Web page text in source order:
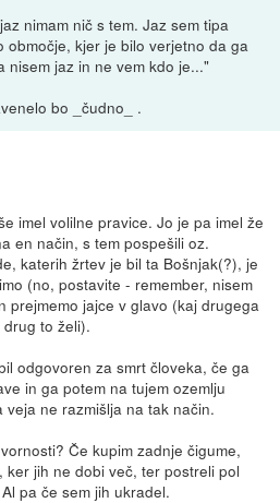
nimam nič s tem. Jaz sem tipa
območje, kjer je bilo verjetno da ga
nisem jaz in ne vem kdo je..."
bo _čudno_ .
imel volilne pravice. Jo je pa imel že
en način, s tem pospešili oz.
katerih žrtev je bil ta Bošnjak(?), je
(no, postavite - remember, nisem
prejmemo jajce v glavo (kaj drugega
to želi).
odgovoren za smrt človeka, če ga
in ga potem na tujem ozemlju
ne razmišlja na tak način.
Če kupim zadnje čigume,
jih ne dobi več, ter postreli pol
pa če sem jih ukradel.